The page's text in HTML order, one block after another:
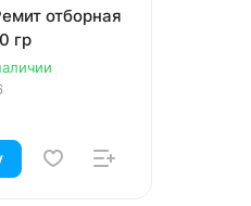
отборная
гр